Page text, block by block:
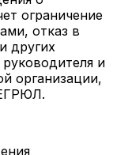
ограничение
отказ в
других
и
организации,